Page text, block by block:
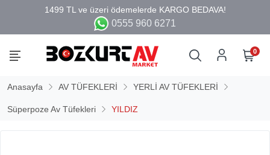
0555 960 6271
0
Anasayfa AV TÜFEKLERİ YERLİ AV TÜFEKLERİ
Süperpoze Av Tüfekleri YILDIZ